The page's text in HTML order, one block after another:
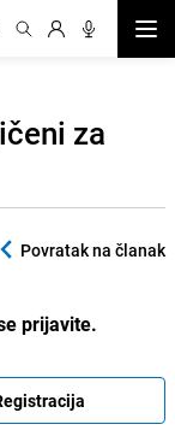
za
Povratak na članak
prijavite.